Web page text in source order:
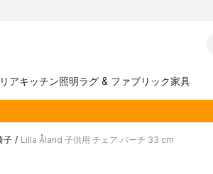
アキッチン照明ラグ & ファブリック家具
子 / Lilla Åland 子供用 チェア バーチ 33 cm